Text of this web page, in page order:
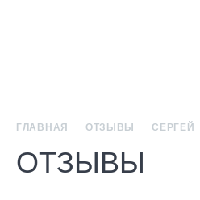
ГЛАВНАЯ ОТЗЫВЫ СЕРГЕЙ
ОТЗЫВЫ